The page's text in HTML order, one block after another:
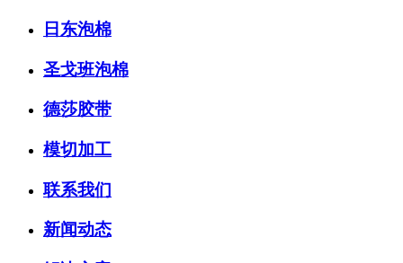
日东泡棉
圣戈班泡棉
德莎胶带
模切加工
联系我们
新闻动态